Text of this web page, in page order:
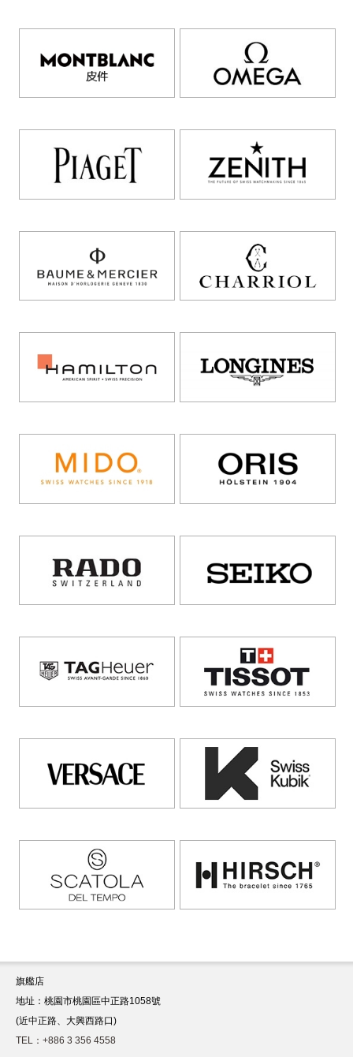
旗艦店
地址：桃園市桃園區中正路1058號
(近中正路、大興西路口)
TEL：+886 3 356 4558